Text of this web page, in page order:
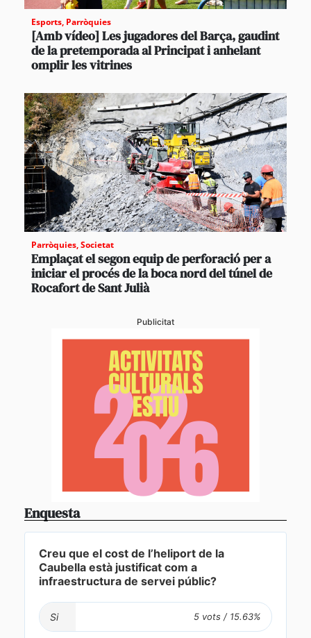
Esports, Parròquies
[Amb vídeo] Les jugadores del Barça, gaudint
de la pretemporada al Principat i anhelant
omplir les vitrines
Parròquies,Societat
Emplaçat el segon equip de perforació per a
iniciar el procés de la boca nord del túnel de
Rocafort de Sant Julià
Publicitat
Enquesta
Creu que el cost de l’heliport de la
Caubella està justificat com a
infraestructura de servei públic?
Si